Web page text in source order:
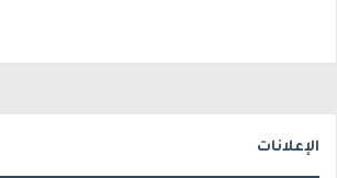
الإعلانات